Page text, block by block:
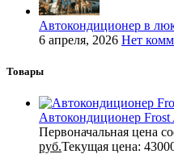
Автокондиционер в
6 апреля, 2026 Нет
Товары
Автокондиционер
Первоначальная цена
руб.Текущая цена: